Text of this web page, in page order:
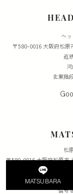
ヘッ
〒580-0016 大阪府松
近
北東階
松
〒580-0016 大阪府松原市
河内
信号
MATSUBARA